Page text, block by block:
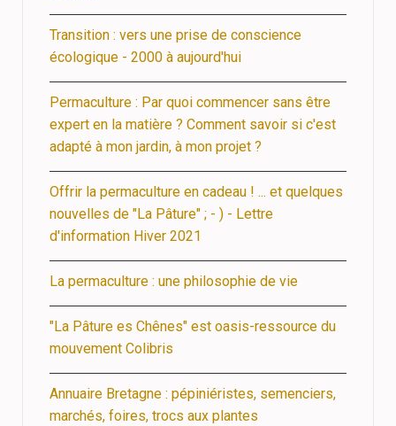
Transition : vers une prise de conscience
écologique - 2000 à aujourd'hui
Permaculture : Par quoi commencer sans être
expert en la matière ? Comment savoir si c'est
adapté à mon jardin, à mon projet ?
Offrir la permaculture en cadeau ! ... et quelques
nouvelles de "La Pâture" ; - ) - Lettre
d'information Hiver 2021
La permaculture : une philosophie de vie
"La Pâture es Chênes" est oasis-ressource du
mouvement Colibris
Annuaire Bretagne : pépiniéristes, semenciers,
marchés, foires, trocs aux plantes